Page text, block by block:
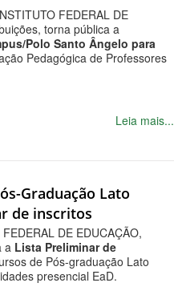
FEDERAL DE
torna pública a
Polo Santo Ângelo para
Pedagógica de Professores
Leia mais...
Graduação Lato
de inscritos
DE EDUCAÇÃO,
a Lista Preliminar de
de Pós-graduação Lato
presencial EaD.